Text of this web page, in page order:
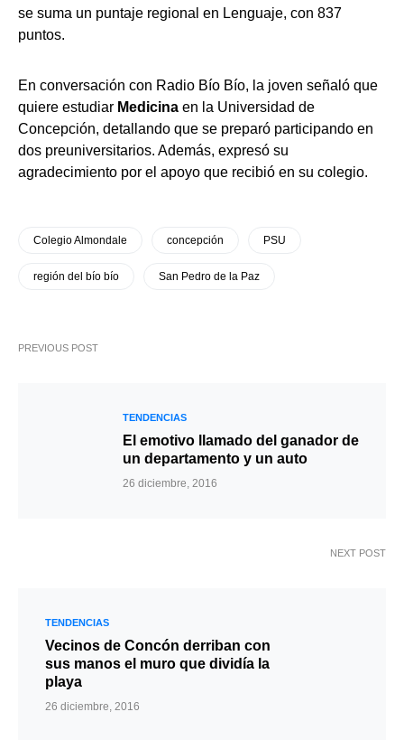
se suma un puntaje regional en Lenguaje, con 837
puntos.
En conversación con Radio Bío Bío, la joven señaló que
quiere estudiar Medicina en la Universidad de
Concepción, detallando que se preparó participando en
dos preuniversitarios. Además, expresó su
agradecimiento por el apoyo que recibió en su colegio.
Colegio Almondale concepción PSU
región del bío bío San Pedro de la Paz
PREVIOUS POST
TENDENCIAS
El emotivo llamado del ganador de
un departamento y un auto
26 diciembre, 2016
NEXT POST
TENDENCIAS
Vecinos de Concón derriban con
sus manos el muro que dividía la
playa
26 diciembre, 2016